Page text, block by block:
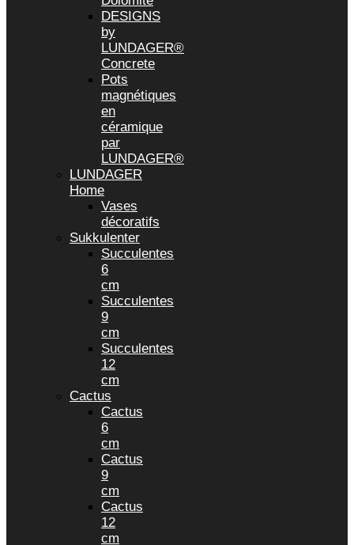
DESIGNS
by
LUNDAGER®
Concrete
Pots
magnétiques
en
céramique
par
LUNDAGER®
LUNDAGER
Home
Vases
décoratifs
Sukkulenter
Succulentes
6
cm
Succulentes
9
cm
Succulentes
12
cm
Cactus
Cactus
6
cm
Cactus
9
cm
Cactus
12
cm